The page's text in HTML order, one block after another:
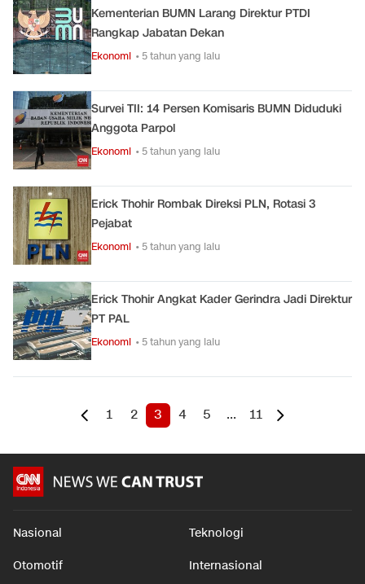
Kementerian BUMN Larang Direktur PTDI
Rangkap Jabatan Dekan
Ekonomi • 5 tahun yang lalu
Survei TII: 14 Persen Komisaris BUMN Diduduki
Anggota Parpol
Ekonomi • 5 tahun yang lalu
Erick Thohir Rombak Direksi PLN, Rotasi 3
Pejabat
Ekonomi • 5 tahun yang lalu
Erick Thohir Angkat Kader Gerindra Jadi Direktur
PT PAL
Ekonomi • 5 tahun yang lalu
1 2 3 4 5 ... 11
Nasional Teknologi
Otomotif Internasional